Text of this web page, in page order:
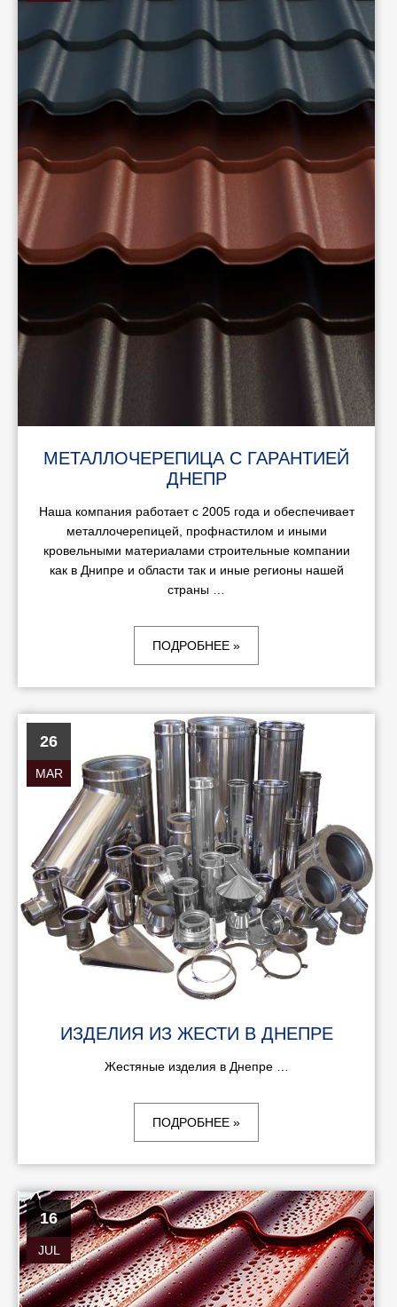
МЕТАЛЛОЧЕРЕПИЦА С ГАРАНТИЕЙ
ДНЕПР
Наша компания работает с 2005 года и обеспечивает
металлочерепицей, профнастилом и иными
кровельными материалами строительные компании
как в Днипре и области так и иные регионы нашей
страны …
ПОДРОБНЕЕ »
26
MAR
ИЗДЕЛИЯ ИЗ ЖЕСТИ В ДНЕПРЕ
Жестяные изделия в Днепре …
ПОДРОБНЕЕ »
16
JUL